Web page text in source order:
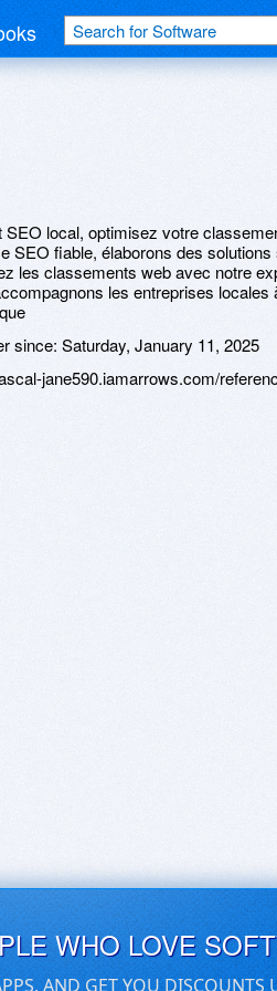
SEO local, optimisez votre
SEO fiable, élaborons des
les classements web avec notre
les entreprises
since: Saturday, January 11, 2025
jane590.iamarrows.com/
WHO LOVE
AND GET YOU DISCOUNTS